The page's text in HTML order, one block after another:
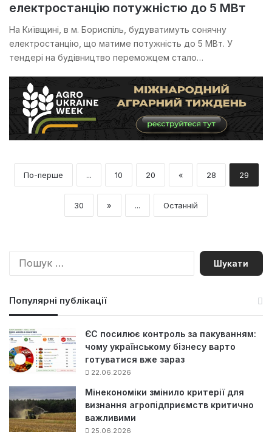
електростанцію потужністю до 5 МВт
На Київщині, в м. Бориспіль, будуватимуть сонячну
електростанцію, що матиме потужність до 5 МВт. У
тендері на будівництво переможцем стало…
По-перше ... 10 20 « 28 29
30 » ... Останній
П
Популярні публікації
ЄС посилює контроль за пакуванням:
чому українському бізнесу варто
готуватися вже зараз
22.06.2026
Мінекономіки змінило критерії для
визнання агропідприємств критично
важливими
25.06.2026